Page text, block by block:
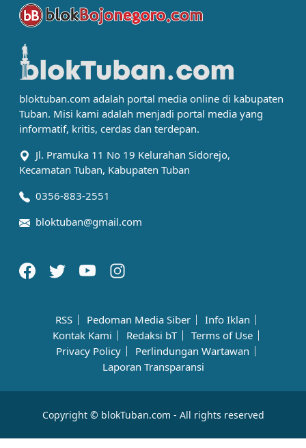
bloktuban.com adalah portal media online di kabupaten
Tuban. Misi kami adalah menjadi portal media yang
informatif, kritis, cerdas dan terdepan.
Jl. Pramuka 11 No 19 Kelurahan Sidorejo,
Kecamatan Tuban, Kabupaten Tuban
0356-883-2551
bloktuban@gmail.com
RSS Pedoman Media Siber
Info Iklan
Kontak Kami
Redaksi bT
Terms of Use
Privacy Policy
Perlindungan Wartawan
Laporan Transparansi
Copyright © blokTuban.com - All rights reserved